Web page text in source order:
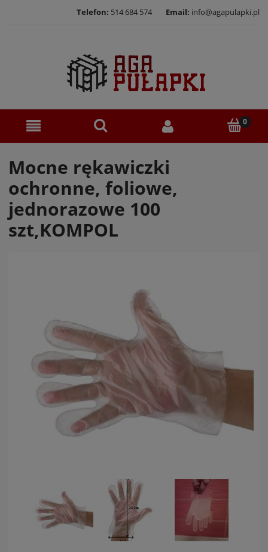
Telefon: 514 684 574 Email: info@agapulapki.pl
Mocne rękawiczki
ochronne, foliowe,
jednorazowe 100
szt,KOMPOL